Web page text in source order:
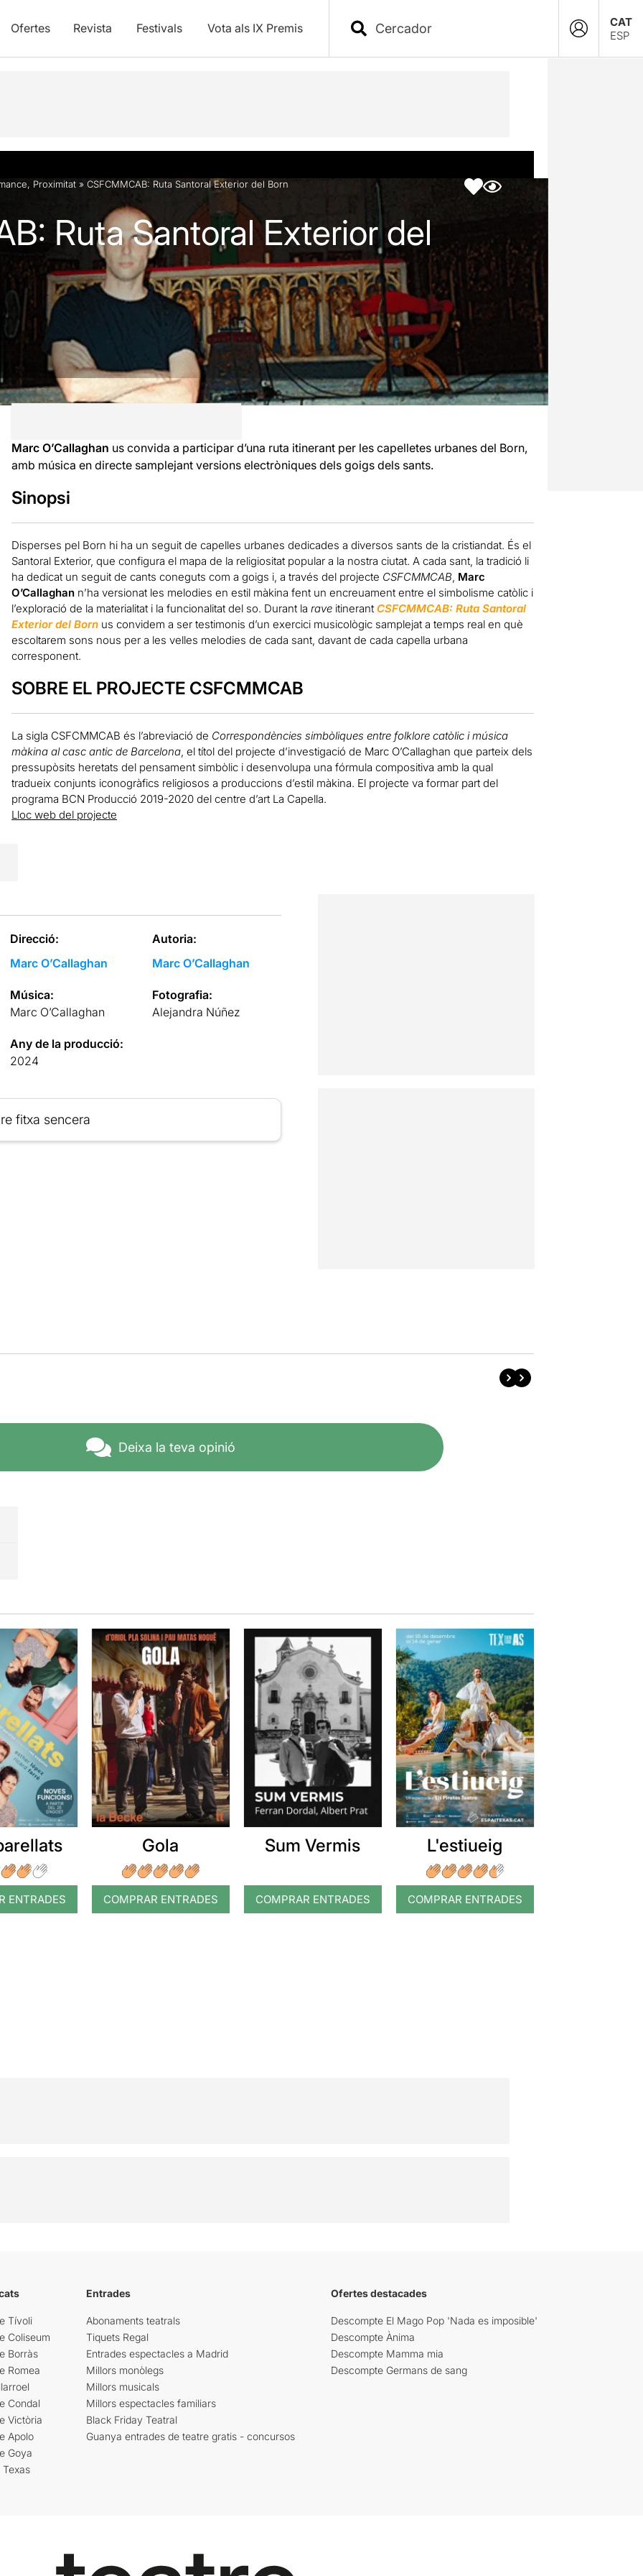
Ofertes Revista Festivals Vota als IX Premis
CAT
ESP
, Proximitat » CSFCMMCAB: Ruta Santoral Exterior del Born
Ruta Santoral Exterior del
Marc O’Callaghan us convida a participar d’una ruta itinerant per les capelletes urbanes del Born,
amb música en directe samplejant versions electròniques dels goigs dels sants.
Sinopsi
Disperses pel Born hi ha un seguit de capelles urbanes dedicades a diversos sants de la cristiandat. És el
Santoral Exterior, que configura el mapa de la religiositat popular a la nostra ciutat. A cada sant, la tradició li
ha dedicat un seguit de cants coneguts com a goigs i, a través del projecte CSFCMMCAB Marc
O’Callaghann’ha versionat les melodies en estil màkina fent un encreuament entre el simbolisme catòlic i
l’exploració de la materialitat i la funcionalitat del so. Durant la raveitinerant CSFCMMCAB: Ruta Santoral
Exterior del Born us convidem a ser testimonis d’un exercici musicològic samplejat a temps real en què
escoltarem sons nous per a les velles melodies de cada sant, davant de cada capella urbana
corresponent.
SOBRE EL PROJECTE CSFCMMCAB
La sigla CSFCMMCAB és l’abreviació de Correspondències simbòliques entre folklore catòlic i música
màkina al casc antic de Barcelona, el títol del projecte d’investigació de Marc O’Callaghan que parteix dels
pressupòsits heretats del pensament simbòlic i desenvolupa una fórmula compositiva amb la qual
tradueix conjunts iconogràfics religiosos a produccions d’estil màkina. El projecte va formar part del
programa BCN Producció 2019-2020 del centre d’art La Capella.
Lloc web del projecte
Direcció:
Marc O’Callaghan
Autoria:
Marc O’Callaghan
Música:
Marc O’Callaghan
Fotografia:
Alejandra Núñez
Any de la producció:
2024
fitxa sencera
Deixa la teva opinió
ENTRADES
Gola
COMPRAR ENTRADES
Sum Vermis
COMPRAR ENTRADES
L'estiueig
COMPRAR ENTRADES
Tívoli
Coliseum
Borràs
Romea
Condal
Victòria
Apolo
Goya
Texas
Entrades
Abonaments teatrals
Tiquets Regal
Entrades espectacles a Madrid
Millors monòlegs
Millors musicals
Millors espectacles familiars
Black Friday Teatral
Guanya entrades de teatre gratis - concursos
Ofertes destacades
Descompte El Mago Pop 'Nada es imposible'
Descompte Ànima
Descompte Mamma mia
Descompte Germans de sang